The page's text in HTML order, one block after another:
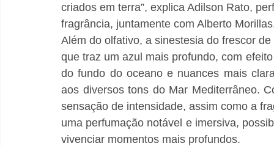
criados em terra”, explica Adilson Rato,
fragrância, juntamente com Alberto
Além do olfativo, a sinestesia do frescor
que traz um azul mais profundo, com
do fundo do oceano e nuances mais
aos diversos tons do Mar Mediterrâneo.
sensação de intensidade, assim como a
uma perfumação notável e imersiva,
vivenciar momentos mais profundos.